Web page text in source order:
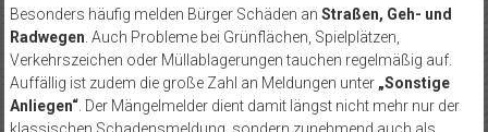
Besonders häufig melden Bürger Schäden an Straßen, Geh- und
Radwegen. Auch Probleme bei Grünflächen, Spielplätzen,
Verkehrszeichen oder Müllablagerungen tauchen regelmäßig auf.
Auffällig ist zudem die große Zahl an Meldungen unter „Sonstige
Anliegen“. Der Mängelmelder dient damit längst nicht mehr nur der